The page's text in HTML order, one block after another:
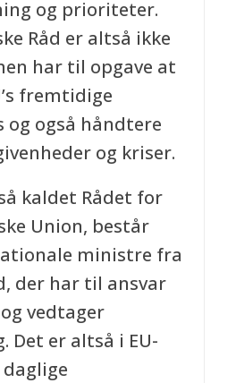
og prioriteter.
Råd er altså ikke
har til opgave at
fremtidige
og også håndtere
og kriser.
kaldet Rådet for
Union, består
ministre fra
der har til ansvar
vedtager
Det er altså i EU-